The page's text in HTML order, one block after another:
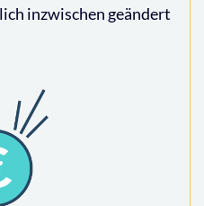
inzwischen geändert